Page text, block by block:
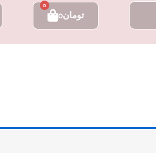
تومان0
0
سبد
خرید